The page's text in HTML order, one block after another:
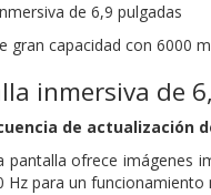
de 6,9 ​​pulgadas
gran capacidad con 6000
inmersiva de
de actualización
pantalla ofrece imágenes
Hz para un